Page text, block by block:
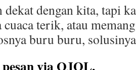
dekat dengan kita, tapi
cuaca terik, atau
buru buru,
via OJOL.